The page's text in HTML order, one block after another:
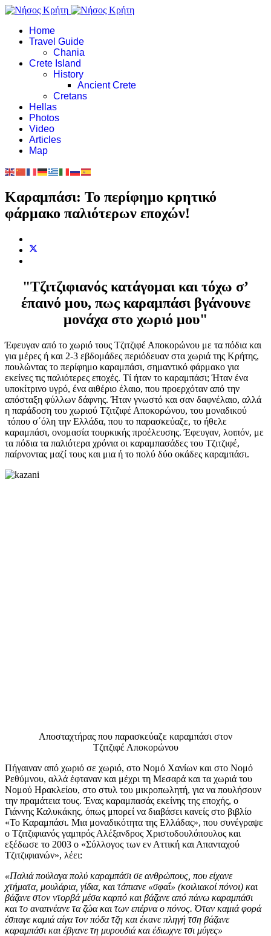
Home
Travel Guide
Chania
Crete Island
History
Ancient Crete
Cretans
Hellas
Photos
Video
Articles
Map
Καραμπάσι: Το περίφημο κρητικό
φάρμακο παλιότερων εποχών!
"Τζιτζιφιανός κατάγομαι και τόχω σ’
έπαινό μου, πως καραμπάσι βγάνουνε
μονάχα στο χωριό μου"
Έφευγαν από το χωριό τους Τζιτζιφέ Αποκορώνου με τα πόδια και
για μέρες ή και 2-3 εβδομάδες περιόδευαν στα χωριά της Κρήτης,
πουλώντας το περίφημο καραμπάσι, σημαντικό φάρμακο για
εκείνες τις παλιότερες εποχές. Τί ήταν το καραμπάσι; Ήταν ένα
υποκίτρινο υγρό, ένα αιθέριο έλαιο, που προερχόταν από την
απόσταξη φύλλων δάφνης. Ήταν γνωστό και σαν δαφνέλαιο, αλλά
η παράδοση του χωριού Τζιτζιφέ Αποκορώνου, του μοναδικού
τόπου σ΄όλη την Ελλάδα, που το παρασκεύαζε, το ήθελε
καραμπάσι, ονομασία τουρκικής προέλευσης. Έφευγαν, λοιπόν, με
τα πόδια τα παλιότερα χρόνια οι καραμπασάδες του Τζιτζιφέ,
παίρνοντας μαζί τους και μια ή το πολύ δύο οκάδες καραμπάσι.
Αποσταχτήρας που παρασκεύαζε καραμπάσι στον
Τζιτζιφέ Αποκορώνου
Πήγαιναν από χωριό σε χωριό, στο Νομό Χανίων και στο Νομό
Ρεθύμνου, αλλά έφταναν και μέχρι τη Μεσαρά και τα χωριά του
Νομού Ηρακλείου, στο στυλ του μικροπωλητή, για να πουλήσουν
την πραμάτεια τους. Ένας καραμπασάς εκείνης της εποχής, ο
Γιάννης Καλυκάκης, όπως μπορεί να διαβάσει κανείς στο βιβλίο
«Το Καραμπάσι. Μια μοναδικότητα της Ελλάδας», που συνέγραψε
ο Τζιτζιφιανός γαμπρός Αλέξανδρος Χριστοδουλόπουλος και
εξέδωσε το 2003 ο «Σύλλογος των εν Αττική και Απανταχού
Τζιτζιφιανών», λέει:
«Παλιά πούλαγα πολύ καραμπάσι σε ανθρώπους, που είχανε
χτήματα, μουλάρια, γίδια, και τάπιανε «σφαΐ» (κοιλιακοί πόνοι) και
βάζανε στον ντορβά μέσα καρπό και βάζανε από πάνω καραμπάσι
και το αναπνέανε τα ζώα και των επέρνα ο πόνος. Όταν καμιά φορά
έσπαγε καμιά αίγα τον πόδα τζη και έκανε πληγή τση βάζανε
καραμπάσι και έβγανε τη μυρουδιά και έδιωχνε τσι μύγες»